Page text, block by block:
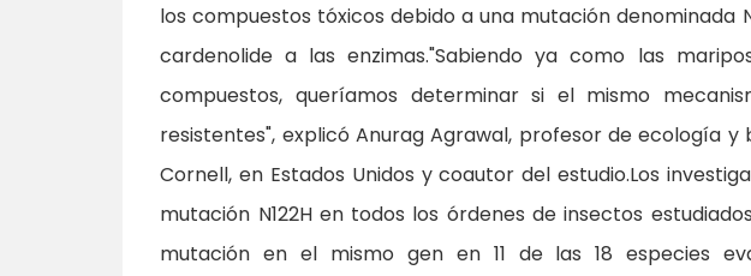
los compuestos tóxicos debido a una mutación denominada
cardenolide a las enzimas."Sabiendo ya como las
compuestos, queríamos determinar si el mismo
resistentes", explicó Anurag Agrawal, profesor de ecología y
Cornell, en Estados Unidos y coautor del estudio.Los
mutación N122H en todos los órdenes de insectos
mutación en el mismo gen en 11 de las 18 especies